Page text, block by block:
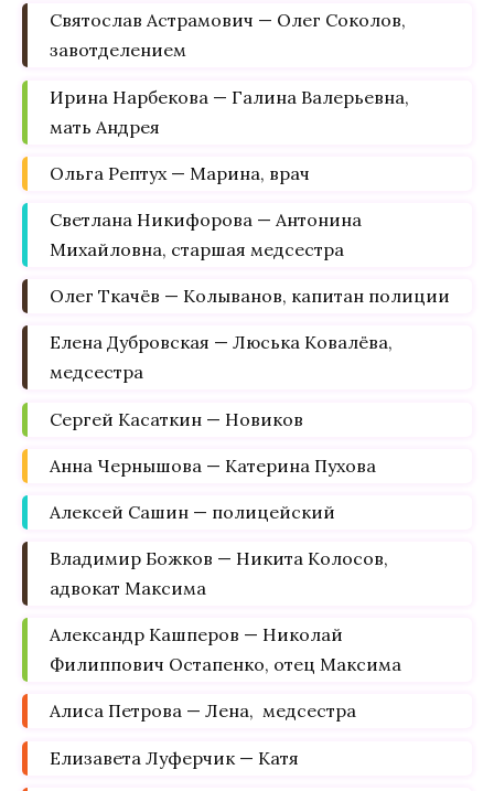
Святослав Астрамович — Олег Соколов,
завотделением
Ирина Нарбекова — Галина Валерьевна,
мать Андрея
Ольга Рептух — Марина, врач
Светлана Никифорова — Антонина
Михайловна, старшая медсестра
Олег Ткачёв — Колыванов, капитан полиции
Елена Дубровская — Люська Ковалёва,
медсестра
Сергей Касаткин — Новиков
Анна Чернышова — Катерина Пухова
Алексей Сашин — полицейский
Владимир Божков — Никита Колосов,
адвокат Максима
Александр Кашперов — Николай
Филиппович Остапенко, отец Максима
Алиса Петрова — Лена, медсестра
Елизавета Луферчик — Катя